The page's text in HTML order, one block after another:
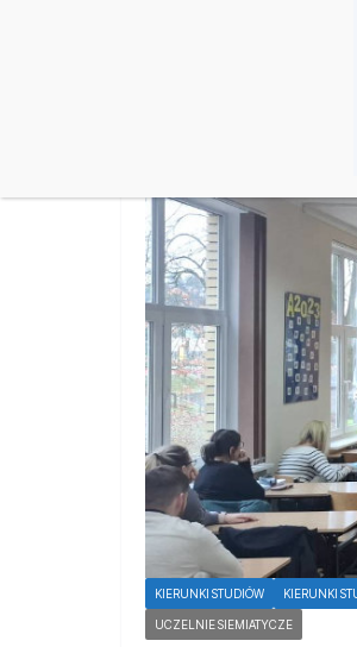
Nadbużańska
KIERUNKI STUDIÓW KIERUNKI
UCZELNIE SIEMIATYCZE